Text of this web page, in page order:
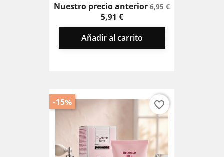
Nuestro precio anteriorPrecio
6,95 €Precio
5,91 €
Añadir al carrito
-15% favorite_border